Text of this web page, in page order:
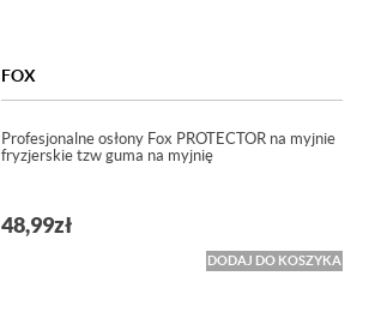
FOX
Profesjonalne osłony Fox PROTECTOR na myjnie
fryzjerskie tzw guma na myjnię
48,99zł
DODAJ DO KOSZYKA